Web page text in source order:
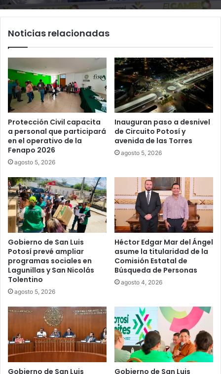
Noticias relacionadas
Protección Civil capacita
a personal que participará
en el operativo de la
Fenapo 2026
agosto 5, 2026
Inauguran paso a desnivel
de Circuito Potosí y
avenida de las Torres
agosto 5, 2026
Gobierno de San Luis
Potosí prevé ampliar
programas sociales en
Lagunillas y San Nicolás
Tolentino
agosto 5, 2026
Héctor Edgar Mar del Ángel
asume la titularidad de la
Comisión Estatal de
Búsqueda de Personas
agosto 4, 2026
Gobierno de San Luis Gobierno de San Luis